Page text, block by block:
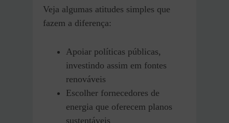
Veja algumas atitudes simples que
fazem a diferença:
Apoiar políticas públicas,
investindo assim em fontes
renováveis
Escolher fornecedores de
energia que oferecem planos
sustentáveis